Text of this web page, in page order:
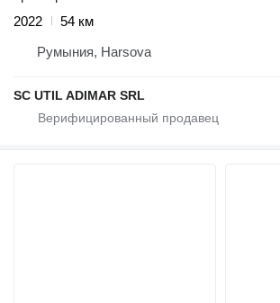
2022
54 км
Румыния, Harsova
SC UTIL ADIMAR SRL